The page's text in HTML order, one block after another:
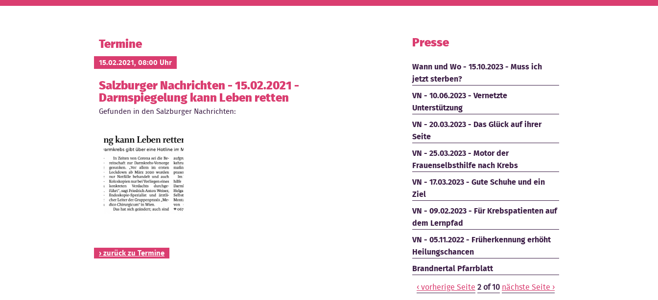
Termine
15.02.2021, 08:00 Uhr
Salzburger Nachrichten - 15.02.2021 -
Darmspiegelung kann Leben retten
Gefunden in den Salzburger Nachrichten:
› zurück zu Termine
Presse
Wann und Wo - 15.10.2023 - Muss ich
jetzt sterben?
VN - 10.06.2023 - Vernetzte
Unterstützung
VN - 20.03.2023 - Das Glück auf ihrer
Seite
VN - 25.03.2023 - Motor der
Frauenselbsthilfe nach Krebs
VN - 17.03.2023 - Gute Schuhe und ein
Ziel
VN - 09.02.2023 - Für Krebspatienten auf
dem Lernpfad
VN - 05.11.2022 - Früherkennung erhöht
Heilungschancen
Brandnertal Pfarrblatt
‹ vorherige Seite 2 of 10 nächste Seite ›